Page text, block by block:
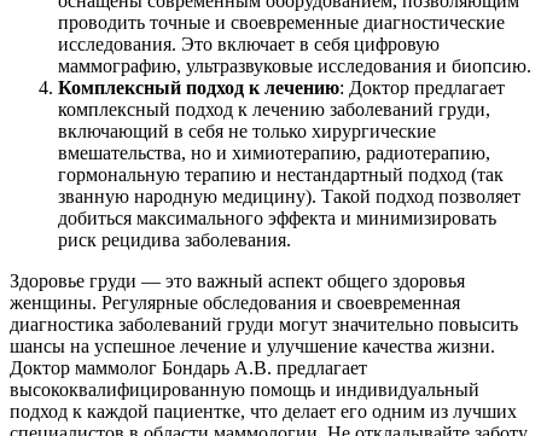
проводить точные и своевременные диагностические
исследования. Это включает в себя цифровую
маммографию, ультразвуковые исследования и биопсию.
Комплексный подход к лечению: Доктор предлагает
комплексный подход к лечению заболеваний груди,
включающий в себя не только хирургические
вмешательства, но и химиотерапию, радиотерапию,
гормональную терапию и нестандартный подход (так
званную народную медицину). Такой подход позволяет
добиться максимального эффекта и минимизировать
риск рецидива заболевания.
Здоровье груди — это важный аспект общего здоровья
женщины. Регулярные обследования и своевременная
диагностика заболеваний груди могут значительно повысить
шансы на успешное лечение и улучшение качества жизни.
Доктор маммолог Бондарь А.В. предлагает
высококвалифицированную помощь и индивидуальный
подход к каждой пациентке, что делает его одним из лучших